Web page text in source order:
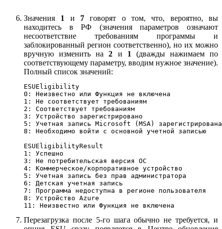
Значения 1 и 7 говорят о том, что, вероятно, вы
находитесь в РФ (значения параметров означают
несоответствие требованиям программы и
заблокированный регион соответственно), но их можно
вручную изменить на2 и 1 (дважды нажимаем по
соответствующему параметру, вводим нужное значение).
Полный список значений:
ESUEligibility
0: Неизвестно или Функция не включена
1: Не соответствует требованиям
2: Соответствует требованиям
3: Устройство зарегистрировано
5: Учетная запись Microsoft (MSA) зарегистрирована
8: Необходимо войти с основной учетной записью
ESUEligibilityResult
1: Успешно
3: Не потребительская версия ОС
4: Коммерческое/корпоративное устройство
5: Учетная запись без прав администратора
6: Детская учетная запись
7: Программа недоступна в регионе пользователя
8: Устройство Azure
11: Неизвестно или Функция не включена
Перезагрузка после 5-го шага обычно не требуется, и